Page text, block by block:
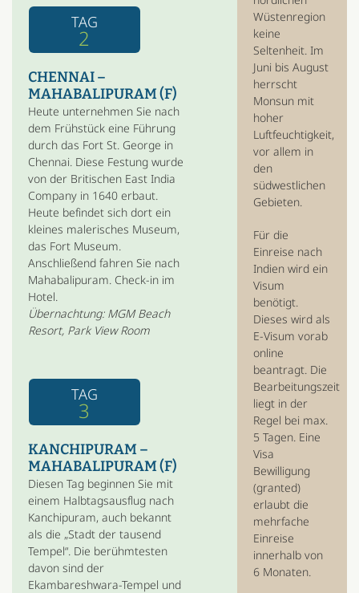
TAG
2
CHENNAI –
MAHABALIPURAM (F)
Heute unternehmen Sie nach
dem Frühstück eine Führung
durch das Fort St. George in
Chennai. Diese Festung wurde
von der Britischen East India
Company in 1640 erbaut.
Heute befindet sich dort ein
kleines malerisches Museum,
das Fort Museum.
Anschließend fahren Sie nach
Mahabalipuram. Check-in im
Hotel.
Übernachtung: MGM Beach
Resort, Park View Room
TAG
3
KANCHIPURAM –
MAHABALIPURAM (F)
Diesen Tag beginnen Sie mit
einem Halbtagsausflug nach
Kanchipuram, auch bekannt
als die „Stadt der tausend
Tempel“. Die berühmtesten
davon sind der
Ekambareshwara-Tempel und
Wüstenregion
keine
Seltenheit. Im
Juni bis August
herrscht
Monsun mit
hoher
Luftfeuchtigkeit,
vor allem in
den
südwestlichen
Gebieten.
Für die
Einreise nach
Indien wird ein
Visum
benötigt.
Dieses wird als
E-Visum vorab
online
beantragt. Die
Bearbeitungszeit
liegt in der
Regel bei max.
5 Tagen. Eine
Visa
Bewilligung
(granted)
erlaubt die
mehrfache
Einreise
innerhalb von
6 Monaten.